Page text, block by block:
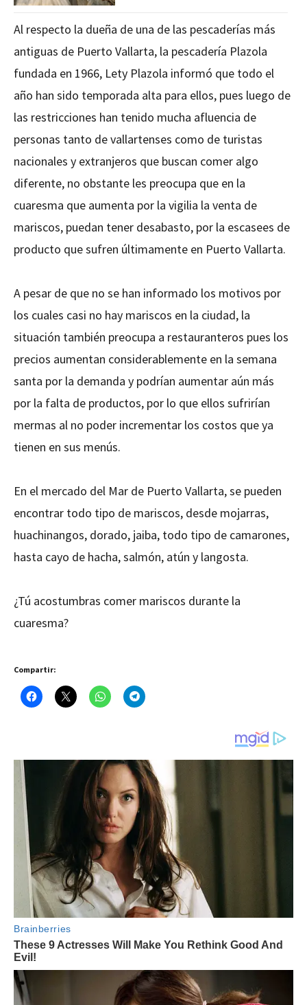
Al respecto la dueña de una de las pescaderías más
antiguas de Puerto Vallarta, la pescadería Plazola
fundada en 1966, Lety Plazola informó que todo el
año han sido temporada alta para ellos, pues luego de
las restricciones han tenido mucha afluencia de
personas tanto de vallartenses como de turistas
nacionales y extranjeros que buscan comer algo
diferente, no obstante les preocupa que en la
cuaresma que aumenta por la vigilia la venta de
mariscos, puedan tener desabasto, por la escasees de
producto que sufren últimamente en Puerto Vallarta.
A pesar de que no se han informado los motivos por
los cuales casi no hay mariscos en la ciudad, la
situación también preocupa a restauranteros pues los
precios aumentan considerablemente en la semana
santa por la demanda y podrían aumentar aún más
por la falta de productos, por lo que ellos sufrirían
mermas al no poder incrementar los costos que ya
tienen en sus menús.
En el mercado del Mar de Puerto Vallarta, se pueden
encontrar todo tipo de mariscos, desde mojarras,
huachinangos, dorado, jaiba, todo tipo de camarones,
hasta cayo de hacha, salmón, atún y langosta.
¿Tú acostumbras comer mariscos durante la
cuaresma?
Compartir: